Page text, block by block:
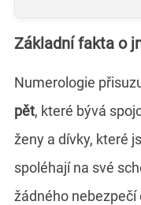
Základní fakta o
Numerologie
pět, které bývá
ženy a dívky, které
spoléhají na své
žádného